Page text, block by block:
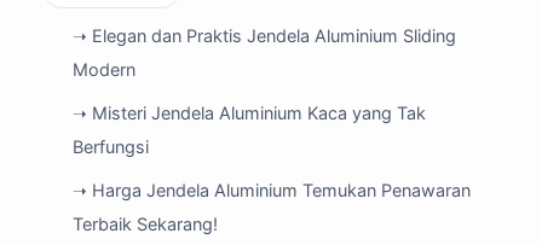
➝ Elegan dan Praktis Jendela Aluminium Sliding
Modern
➝ Misteri Jendela Aluminium Kaca yang Tak
Berfungsi
➝ Harga Jendela Aluminium Temukan Penawaran
Terbaik Sekarang!